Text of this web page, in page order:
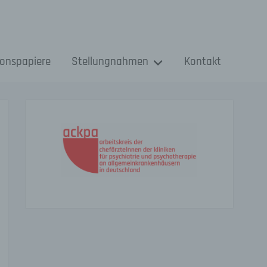
Stellungnahmen Kontakt